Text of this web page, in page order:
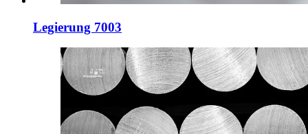
Legierung 7003